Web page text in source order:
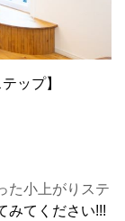
ップ】
た小上がりステ
みてください!!!